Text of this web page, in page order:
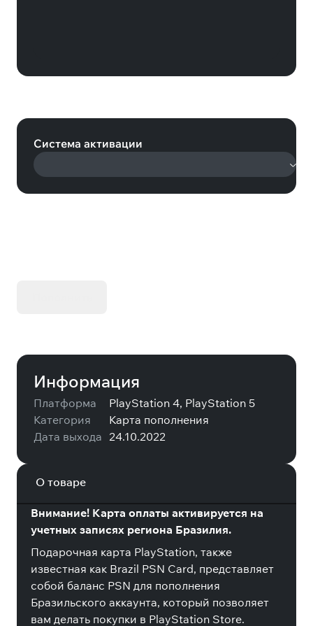
Система активации
Информация
Платформа
PlayStation 4, PlayStation 5
Категория
Карта пополнения
Дата выхода 24.10.2022
О товаре
Внимание! Карта оплаты активируется на
учетных записях региона Бразилия.
Подарочная карта PlayStation, также
известная как Brazil PSN Card, представляет
собой баланс PSN для пополнения
Бразильского аккаунта, который позволяет
вам делать покупки в PlayStation Store.